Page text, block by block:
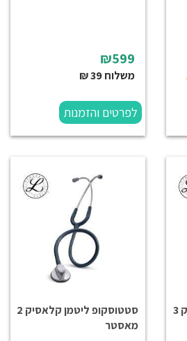
₪599
משלוח 39 ₪
לפרטים והזמנות
סטטוסקופ ליטמן קלאסיק 3
סטטוסקופ ליטמן קלאסיק 2
מאסטר